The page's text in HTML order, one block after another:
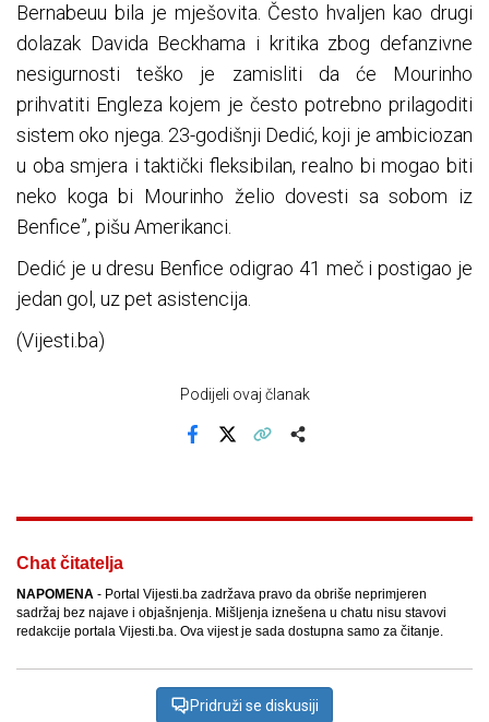
Bernabeuu bila je mješovita. Često hvaljen kao drugi
dolazak Davida Beckhama i kritika zbog defanzivne
nesigurnosti teško je zamisliti da će Mourinho
prihvatiti Engleza kojem je često potrebno prilagoditi
sistem oko njega. 23-godišnji Dedić, koji je ambiciozan
u oba smjera i taktički fleksibilan, realno bi mogao biti
neko koga bi Mourinho želio dovesti sa sobom iz
Benfice”, pišu Amerikanci.
Dedić je u dresu Benfice odigrao 41 meč i postigao je
jedan gol, uz pet asistencija.
(Vijesti.ba)
Podijeli ovaj članak
Chat čitatelja
NAPOMENA - Portal Vijesti.ba zadržava pravo da obriše neprimjeren
sadržaj bez najave i objašnjenja. Mišljenja iznešena u chatu nisu stavovi
redakcije portala Vijesti.ba. Ova vijest je sada dostupna samo za čitanje.
Pridruži se diskusiji